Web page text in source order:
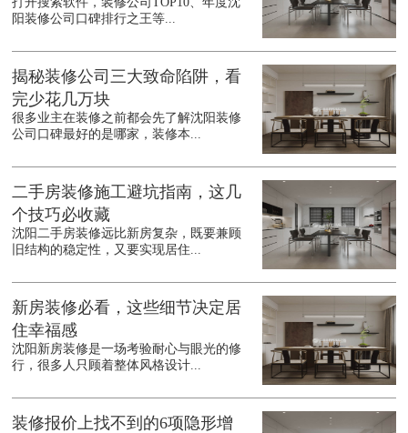
阳装修公司口碑排行之王等...
揭秘装修公司三大致命陷阱，看
完少花几万块
很多业主在装修之前都会先了解沈阳装修
公司口碑最好的是哪家，装修本...
二手房装修施工避坑指南，这几
个技巧必收藏
沈阳二手房装修远比新房复杂，既要兼顾
旧结构的稳定性，又要实现居住...
新房装修必看，这些细节决定居
住幸福感
沈阳新房装修是一场考验耐心与眼光的修
行，很多人只顾着整体风格设计...
装修报价上找不到的6项隐形增